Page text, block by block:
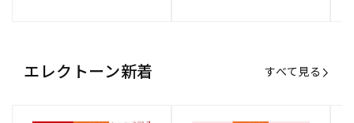
エレクトーン新着 すべて見る